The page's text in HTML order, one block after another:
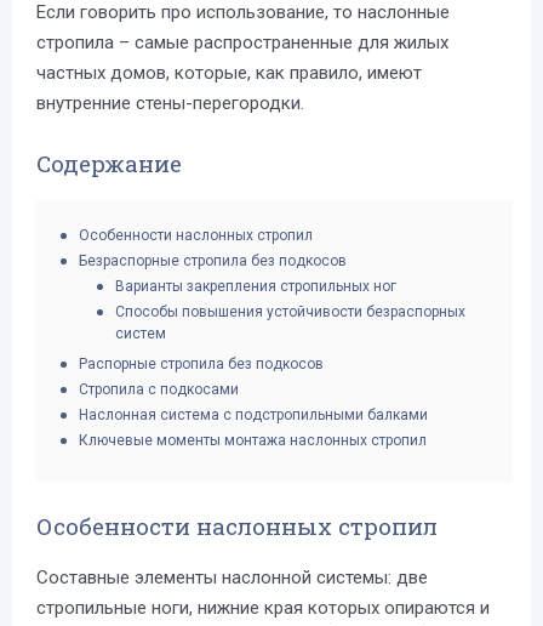
Если говорить про использование, то наслонные
стропила – самые распространенные для жилых
частных домов, которые, как правило, имеют
внутренние стены-перегородки.
Содержание
Особенности наслонных стропил
Безраспорные стропила без подкосов
Варианты закрепления стропильных ног
Способы повышения устойчивости безраспорных
систем
Распорные стропила без подкосов
Стропила с подкосами
Наслонная система с подстропильными балками
Ключевые моменты монтажа наслонных стропил
Особенности наслонных стропил
Составные элементы наслонной системы: две
стропильные ноги, нижние края которых опираются и